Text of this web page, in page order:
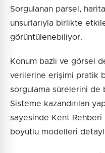
Sorgulanan parsel,
unsurlarıyla birlikte
görüntülenebiliyor.
Konum bazlı ve görsel
verilerine erişimi pratik
sorgulama sürelerini de
Sisteme kazandırılan
sayesinde Kent Rehberi
boyutlu modelleri